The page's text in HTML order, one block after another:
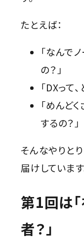
たとえば：
「なんで
の？」
「DXって
「めんど
するの？」
そんなやりと
届けしています
第1回は
者？」